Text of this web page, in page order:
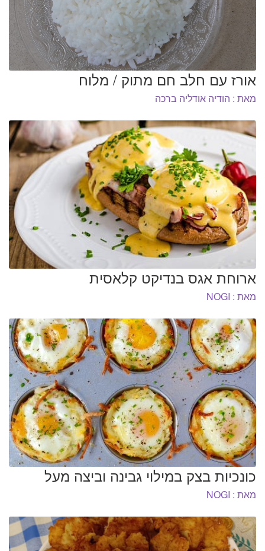
מתנות למטבח
מתכונים שלכם
מאמרים
עגלת קניות
תשלום
אורז עם חלב חם מתוק / מלוח
מאת : הודיה אודליה ברכה
ארוחת אגס בנדיקט קלאסית
מאת : NOGI
כונכיות בצק במילוי גבינה וביצה מעל
מאת : NOGI